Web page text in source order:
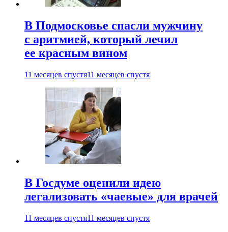
В Подмосковье спасли мужчину
с аритмией, который лечил
ее красным вином
11 месяцев спустя11 месяцев спустя
В Госдуме оценили идею
легализовать «чаевые» для врачей
11 месяцев спустя11 месяцев спустя